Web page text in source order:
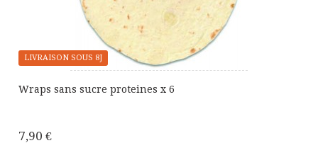
Wraps sans sucre proteines x 6
7,90 €
LIVRAISON SOUS 8J